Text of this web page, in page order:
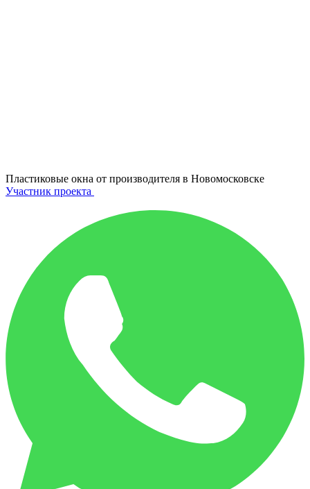
Пластиковые окна от производителя в Новомосковске
Участник проекта